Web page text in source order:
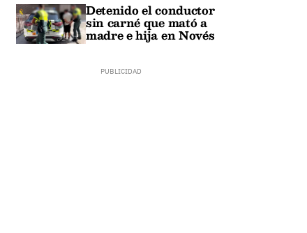
Detenido el conductor
sin carné que mató a
madre e hija en Novés